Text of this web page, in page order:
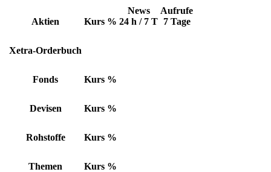
Aktien Kurs %
News
24 h / 7 T
Aufrufe
7 Tage
Xetra-Orderbuch
Fonds Kurs %
Devisen Kurs %
Rohstoffe Kurs %
Themen Kurs %